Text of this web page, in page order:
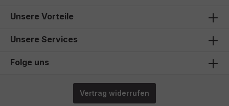
Unsere Vorteile
Unsere Services
Folge uns
Vertrag widerrufen